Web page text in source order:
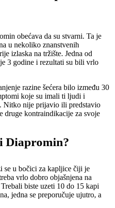
obećava da su stvarni. Ta je
u nekoliko znanstvenih
izlaska na tržište. Jedna od
3 godine i rezultati su bili vrlo
razine šećera bilo između 30
koje su imali ti ljudi i
Nitko nije prijavio ili predstavio
kontraindikacije za svoje
Diapromin?
se u bočici za kapljice čiji je
vrlo dobro objašnjena na
biste uzeti 10 do 15 kapi
jedna se preporučuje ujutro, a